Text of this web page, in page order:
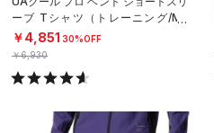
ーブ Tシャツ（トレーニング/ME
N）
￥4,851 30%OFF
￥6,930